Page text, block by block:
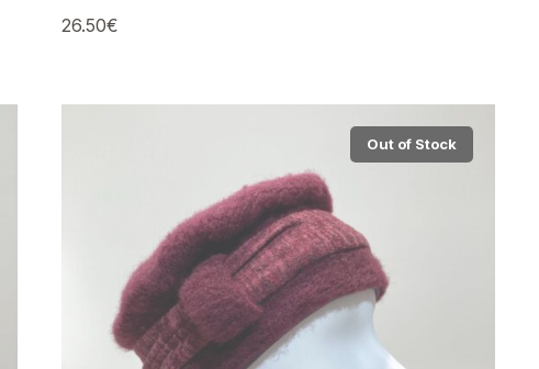
26.50€
Out of Stock